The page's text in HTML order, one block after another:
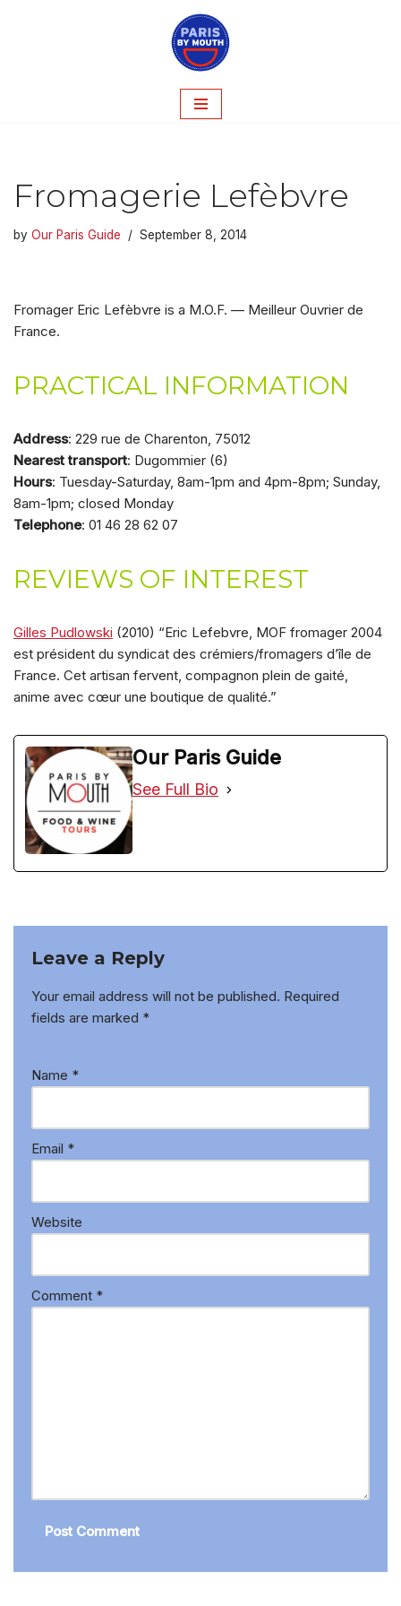
Fromagerie Lefèbvre
by Our Paris Guide September 8, 2014
Fromager Eric Lefèbvre is a M.O.F. — Meilleur Ouvrier de
France.
PRACTICAL INFORMATION
Address: 229 rue de Charenton, 75012
Nearest transport: Dugommier (6)
Hours: Tuesday-Saturday, 8am-1pm and 4pm-8pm; Sunday,
8am-1pm; closed Monday
Telephone: 01 46 28 62 07
REVIEWS OF INTEREST
Gilles Pudlowski (2010) “Eric Lefebvre, MOF fromager 2004
est président du syndicat des crémiers/fromagers d’île de
France. Cet artisan fervent, compagnon plein de gaité,
anime avec cœur une boutique de qualité.”
Our Paris Guide
See Full Bio
Leave a Reply
Your email address will not be published. Required
fields are marked *
Name *
Email *
Website
Comment *